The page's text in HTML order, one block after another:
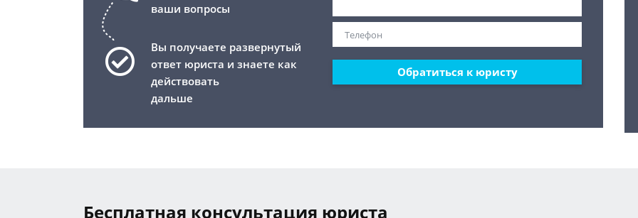
ваши вопросы
Вы получаете развернутый
ответ юриста и знаете как
действовать
дальше
Обратиться к юристу
Бесплатная консультация юриста